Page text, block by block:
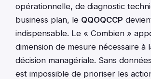
opérationnelle, de diagnostic
business plan, le QQOQCCP
indispensable. Le « Combien »
dimension de mesure nécessaire à
décision managériale. Sans
est impossible de prioriser les